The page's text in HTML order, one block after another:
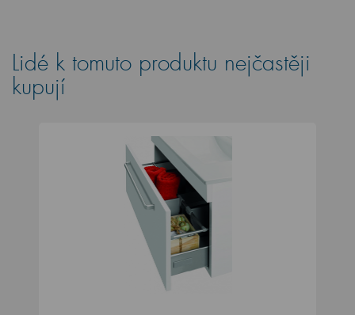
Lidé k tomuto produktu nejčastěji
kupují